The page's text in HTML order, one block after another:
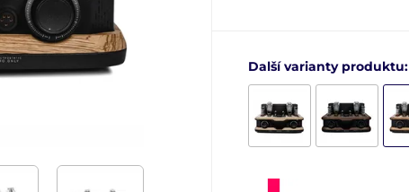
Další varianty produktu: